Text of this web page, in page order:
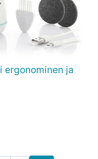
Pikakatselu
ergonominen ja